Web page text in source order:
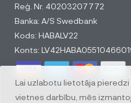
Lai uzlabotu lietotāja
vietnes darbību, mēs
Reģ. Nr. 40203207772
Banka: A/S Swedbank
Kods: HABALV22
Konts: